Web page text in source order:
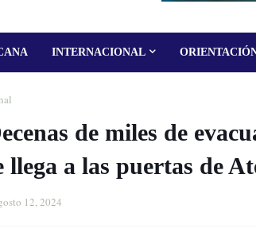
INTERNACIONAL
de miles de
llega a las puertas de
12, 2024